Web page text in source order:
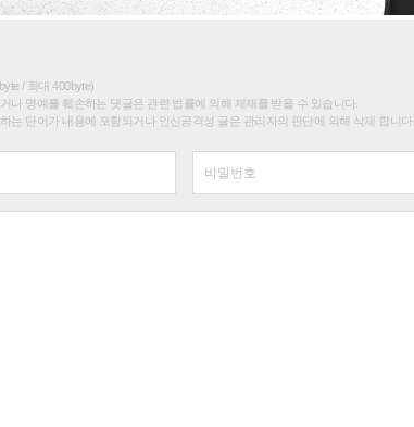
/ 최대 400byte)
나 명예를 훼손하는 댓글은 관련 법률에 의해 제재를 받을 수 있습니다.
는 단어가 내용에 포함되거나 인신공격성 글은 관리자의 판단에 의해 삭제 합니다.